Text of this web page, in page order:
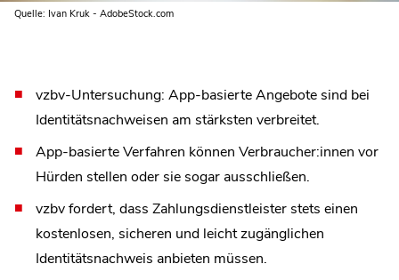
Quelle: Ivan Kruk - AdobeStock.com
vzbv-Untersuchung: App-basierte Angebote sind bei
Identitätsnachweisen am stärksten verbreitet.
App-basierte Verfahren können Verbraucher:innen vor
Hürden stellen oder sie sogar ausschließen.
vzbv fordert, dass Zahlungsdienstleister stets einen
kostenlosen, sicheren und leicht zugänglichen
Identitätsnachweis anbieten müssen.